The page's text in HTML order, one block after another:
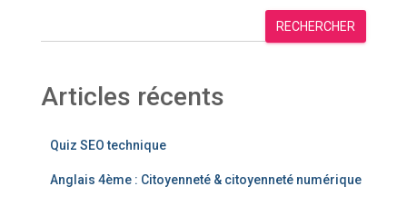
RECHERCHER
Articles récents
Quiz SEO technique
Anglais 4ème : Citoyenneté & citoyenneté numérique